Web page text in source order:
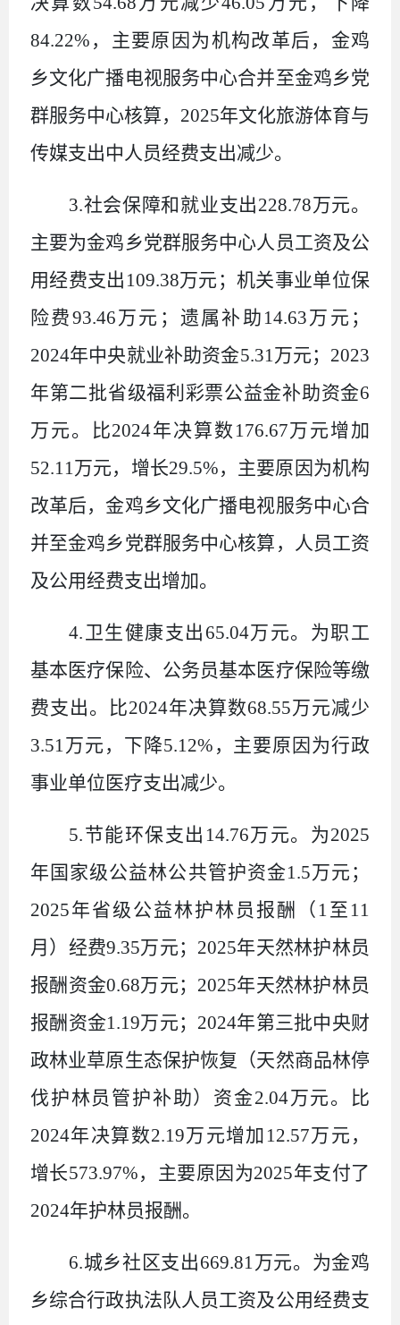
84.22% ，主要原因为机构改革后，金鸡
乡文化广播电视服务中心合并至金鸡乡党
群服务中心核算， 2025年文化旅游体育与
传媒支出中人员经费支出减少。
3.社会保障和就业支出228.78万元。
主要为金鸡乡党群服务中心人员工资及公
用经费支出 109.38万元；机关事业单位保
险费93.46万元；遗属补助 14.63万元；
2024年中央就业补助资金5.31 万元； 2023
年第二批省级福利彩票公益金补助资金6
万元。比2024年决算数 176.67万元增加
52.11 万元，增长29.5%，主要原因为机构
改革后，金鸡乡文化广播电视服务中心合
并至金鸡乡党群服务中心核算，人员工资
及公用经费支出增加。
4. 卫生健康支出 65.04万元。为职工
基本医疗保险、公务员基本医疗保险等缴
费支出。比2024年决算数68.55万元减少
3.51 万元，下降5.12% ，主要原因为行政
事业单位医疗支出减少。
5.节能环保支出 14.76万元。为2025
年国家级公益林公共管护资金1.5万元；
2025年省级公益林护林员报酬（ 1 至 11
月）经费9.35万元； 2025年天然林护林员
报酬资金0.68万元； 2025年天然林护林员
报酬资金1.19万元； 2024年第三批中央财
政林业草原生态保护恢复（天然商品林停
伐护林员管护补助）资金2.04万元。比
2024年决算数2.19万元增加 12.57万元，
增长573.97%，主要原因为2025年支付了
2024年护林员报酬。
6.城乡社区支出669.81 万元。为金鸡
乡综合行政执法队人员工资及公用经费支